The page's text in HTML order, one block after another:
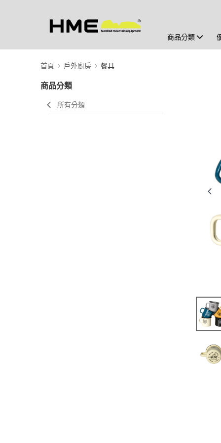
商品分類
首頁 戶外廚房 餐具
商品分類
所有分類